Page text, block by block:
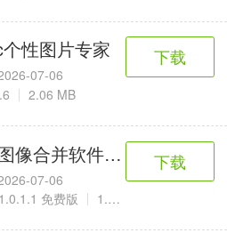
性图片专家
07-06
2.06 MB
下载
像合并软件(Adeds PNG)
07-06
免费版 1.5 MB
下载